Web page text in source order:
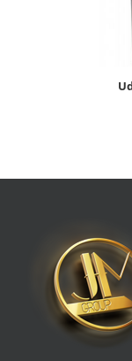
uden9sap elemento neutro